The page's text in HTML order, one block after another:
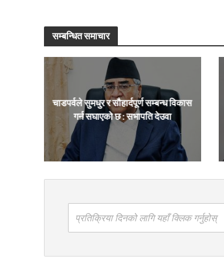
सम्बन्धित समाचार
चाडपर्वले सुमधुर र सौहार्दपूर्ण सम्बन्ध विकास
गर्न सघाएको छ : सभापति देउवा
प्रतिक्रिया दिनको लागि यहाँ क्लिक गर्नुहोस्